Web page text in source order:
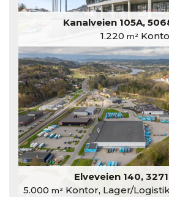
Kanalveien 105A,
1.220 m²
Elveveien 140,
5.000 m²Kontor, Lager/Logistikk,